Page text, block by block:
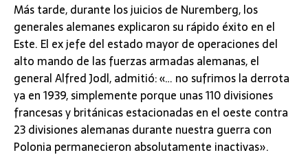
Más tarde, durante los juicios de Nuremberg, los
generales alemanes explicaron su rápido éxito en el
Este. El ex jefe del estado mayor de operaciones del
alto mando de las fuerzas armadas alemanas, el
general Alfred Jodl, admitió: «… no sufrimos la derrota
ya en 1939, simplemente porque unas 110 divisiones
francesas y británicas estacionadas en el oeste contra
23 divisiones alemanas durante nuestra guerra con
Polonia permanecieron absolutamente inactivas».